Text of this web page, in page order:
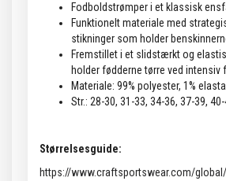
Fodboldstrømper i et klassisk
Funktionelt materiale med
stikninger som holder
Fremstillet i et slidstærkt og
holder fødderne tørre ved
Materiale: 99% polyester, 1%
Str.: 28-30, 31-33, 34-36, 37-39,
Størrelsesguide:
https://www.craftsportswear.com/